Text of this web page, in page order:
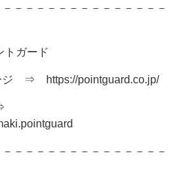
－－－－－－－－－－－－－－
ガード
https://pointguard.co.jp/
－－－－－－－－－－－－－－